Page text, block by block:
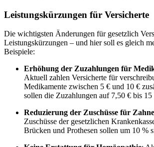
Leistungskürzungen für Versicherte
Die wichtigsten Änderungen für gesetzlich
Leistungskürzungen – und hier soll es gleich
Beispiele:
Erhöhung der Zuzahlungen für
Aktuell zahlen Versicherte für
Medikamente zwischen 5 € und 10 €
sollen die Zuzahlungen auf 7,50 € bis 15
Reduzierung der Zuschüsse für
Zuschüsse der gesetzlichen
Brücken und Prothesen sollen um 10 %